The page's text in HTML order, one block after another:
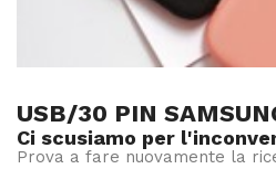
USB/30 PIN
Ci scusiamo per
Prova a fare nuovamente la